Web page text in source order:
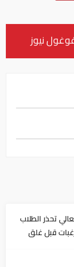
غوغول نيوز
تحذر الطلاب
قبل غلق